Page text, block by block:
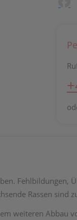
Rassen sind
weiteren Abbau